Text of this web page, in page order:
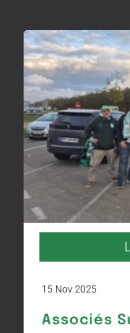
15 Nov 2025
Associés